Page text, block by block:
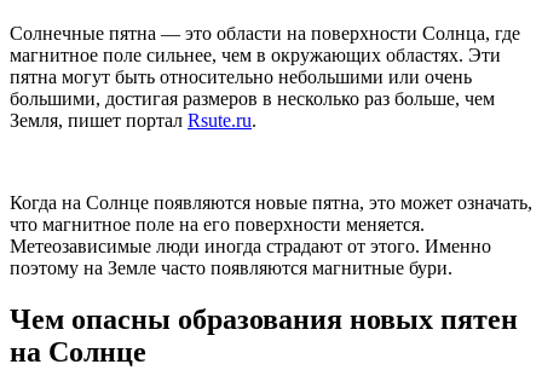
Солнечные пятна — это области на поверхности Солнца, где
магнитное поле сильнее, чем в окружающих областях. Эти
пятна могут быть относительно небольшими или очень
большими, достигая размеров в несколько раз больше, чем
Земля, пишет портал Rsute.ru.
Когда на Солнце появляются новые пятна, это может означать,
что магнитное поле на его поверхности меняется.
Метеозависимые люди иногда страдают от этого. Именно
поэтому на Земле часто появляются магнитные бури.
Чем опасны образования новых пятен
на Солнце